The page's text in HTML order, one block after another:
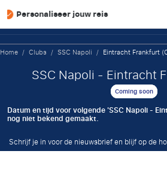
reis
Home / Clubs / SSC Napoli / Eintracht Frankfurt
SSC Napoli - Eintracht
Coming soon
Datum en tijd voor volgende 'SSC Napoli -
nog niet bekend gemaakt.
Schrijf je in voor de nieuwsbrief en blijf op de